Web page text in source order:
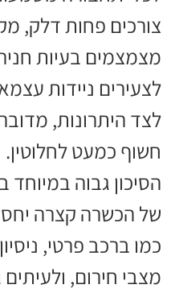
צורכים פחות דלק,
מצמצמים בעיות
לצעירים ניידות
לצד היתרונות,
חשוף כמעט לחלוטין.
הסיכון גבוה
של הכשרה קצרה
כמו ברכב פרטי,
מצבי חירום,